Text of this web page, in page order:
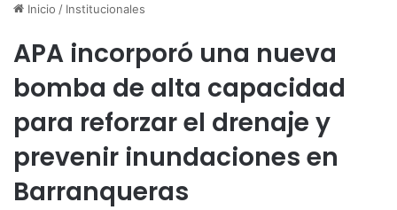
Inicio / Institucionales
APA incorporó una nueva
bomba de alta capacidad
para reforzar el drenaje y
prevenir inundaciones en
Barranqueras